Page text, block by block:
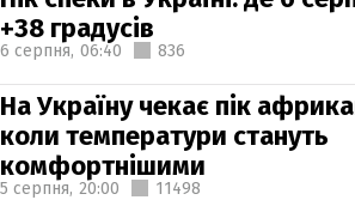
+38 градусів
6 серпня, 06:40 836
На Україну чекає пік
коли температури стануть
комфортнішими
5 серпня, 20:00 11498